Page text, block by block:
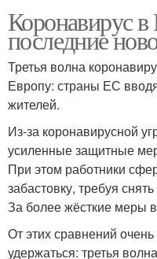
Коронавирус в
последние
Третья волна
Европу: страны ЕС
жителей.
Из-за коронавирусной
усиленные защитные
При этом работники
забастовку, требуя
За более жёсткие меры
От этих сравнений
удержаться: третья